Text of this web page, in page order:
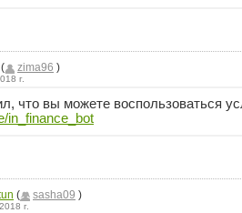
( zima96 )
г.
что вы можете воспользоваться
in_finance_bot
( sasha09 )
г.